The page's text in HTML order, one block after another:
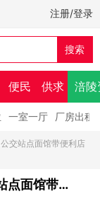
注册/登录
便民 供求 涪陵
一室一厅 厂房出租
交站点面馆带便利店
点面馆带便